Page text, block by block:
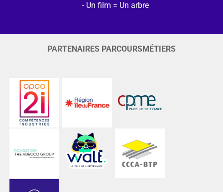
Un film = Un arbre
PARTENAIRES PARCOURSMÉTIERS